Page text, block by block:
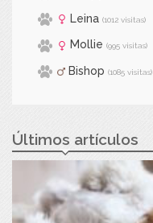
Leina (1012 visitas)
Mollie (995 visitas)
Bishop (1085 visitas)
Últimos artículos